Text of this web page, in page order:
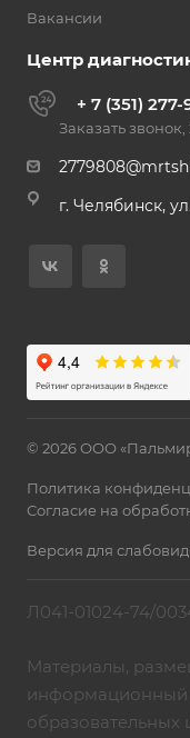
Вакансии
Центр
+ 7 (351)
Заказать звонок,
г. Челябинск,
© 2026 ООО
Политика
Согласие на
Версия для
Л041-01024-74/
Материалы,
информационный
образовательных